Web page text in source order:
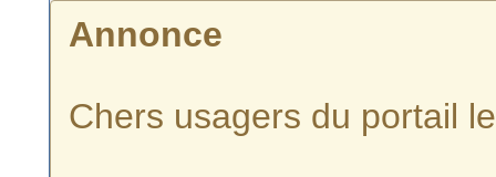
Annonce
Chers usagers du portail